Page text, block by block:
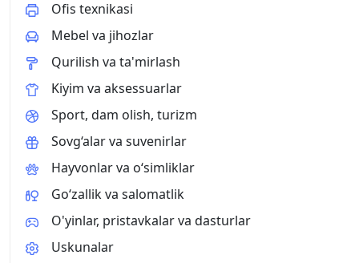
Ofis texnikasi
Mebel va jihozlar
Qurilish va ta'mirlash
Kiyim va aksessuarlar
Sport, dam olish, turizm
Sovg‘alar va suvenirlar
Hayvonlar va o‘simliklar
Go‘zallik va salomatlik
O'yinlar, pristavkalar va dasturlar
Uskunalar